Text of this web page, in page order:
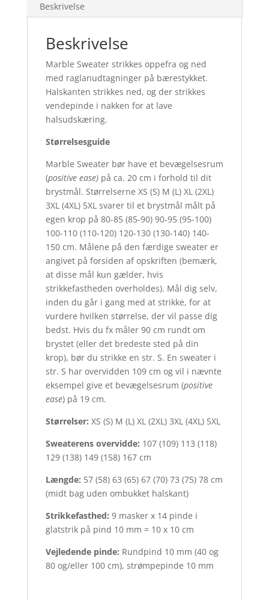
Silk
Beskrivelse
Beskrivelse
Marble Sweater strikkes oppefra og ned
med raglanudtagninger på bærestykket.
Halskanten strikkes ned, og der strikkes
vendepinde i nakken for at lave
halsudskæring.
Størrelsesguide
Marble Sweater bør have et bevægelsesrum
(positive ease) på ca. 20 cm i forhold til dit
brystmål. Størrelserne XS (S) M (L) XL (2XL)
3XL (4XL) 5XL svarer til et brystmål målt på
egen krop på 80-85 (85-90) 90-95 (95-100)
100-110 (110-120) 120-130 (130-140) 140-
150 cm. Målene på den færdige sweater er
angivet på forsiden af opskriften (bemærk,
at disse mål kun gælder, hvis
strikkefastheden overholdes). Mål dig selv,
inden du går i gang med at strikke, for at
vurdere hvilken størrelse, der vil passe dig
bedst. Hvis du fx måler 90 cm rundt om
brystet (eller det bredeste sted på din
krop), bør du strikke en str. S. En sweater i
str. S har overvidden 109 cm og vil i nævnte
eksempel give et bevægelsesrum (positive
ease) på 19 cm.
Størrelser: XS (S) M (L) XL (2XL) 3XL (4XL) 5XL
Sweaterens overvidde: 107 (109) 113 (118)
129 (138) 149 (158) 167 cm
Længde: 57 (58) 63 (65) 67 (70) 73 (75) 78 cm
(midt bag uden ombukket halskant)
Strikkefasthed: 9 masker x 14 pinde i
glatstrik på pind 10 mm = 10 x 10 cm
Vejledende pinde: Rundpind 10 mm (40 og
80 og/eller 100 cm), strømpepinde 10 mm